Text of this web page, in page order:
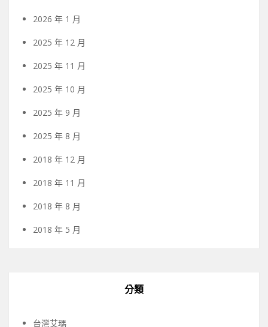
2026 年 1 月
2025 年 12 月
2025 年 11 月
2025 年 10 月
2025 年 9 月
2025 年 8 月
2018 年 12 月
2018 年 11 月
2018 年 8 月
2018 年 5 月
分類
台灣艾瑪